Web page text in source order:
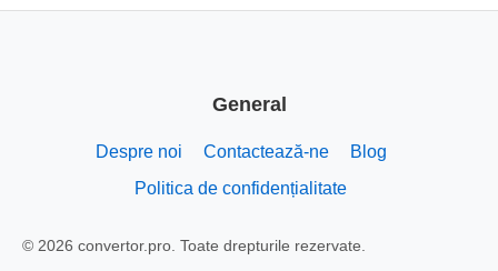
General
Despre noi Contactează-ne
Blog
Politica de confidențialitate
© 2026 convertor.pro. Toate drepturile rezervate.